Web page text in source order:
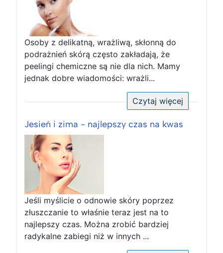
Osoby z delikatną, wrażliwą, skłonną do
podrażnień skórą często zakładają, że
peelingi chemiczne są nie dla nich. Mamy
jednak dobre wiadomości: wrażli...
Czytaj więcej
Jesień i zima - najlepszy czas na kwas
Jeśli myślicie o odnowie skóry poprzez
złuszczanie to właśnie teraz jest na to
najlepszy czas. Można zrobić bardziej
radykalne zabiegi niż w innych ...